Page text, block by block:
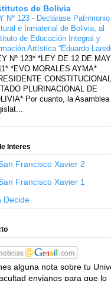
de Bolivia
Nº 123 - Declárase Patrimonio
e Inmaterial de Bolivia, al
de Educación Integral y
Artística “Eduardo
Nº 123* *LEY DE 12 DE
*EVO MORALES AYMA*
PLURINACIONAL DE
Por cuanto, la Asamblea
Interes
Francisco Xavier 2
Francisco Xavier 1
Decide
alguna nota sobre tu
envianos para que lo